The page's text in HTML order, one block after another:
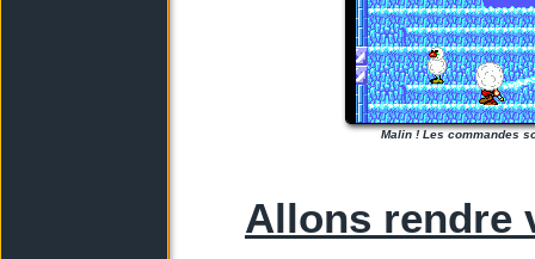
Malin ! Les commandes
Allons rendre